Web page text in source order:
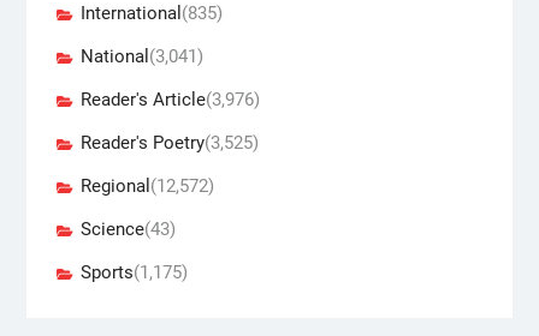
International (835)
National (3,041)
Reader's Article(3,976)
Reader's Poetry(3,525)
Regional (12,572)
Science(43)
Sports(1,175)